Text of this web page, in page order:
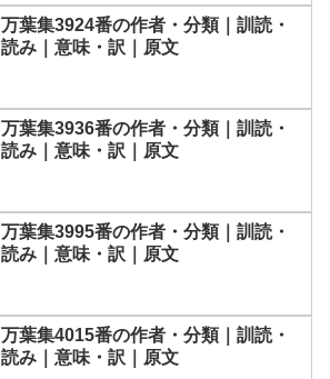
万葉集3924番の作者・分類｜訓読・
読み｜意味・訳｜原文
万葉集3936番の作者・分類｜訓読・
読み｜意味・訳｜原文
万葉集3995番の作者・分類｜訓読・
読み｜意味・訳｜原文
万葉集4015番の作者・分類｜訓読・
読み｜意味・訳｜原文